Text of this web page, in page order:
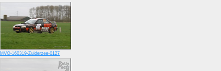
MVO-160319-Zuiderzee-0127